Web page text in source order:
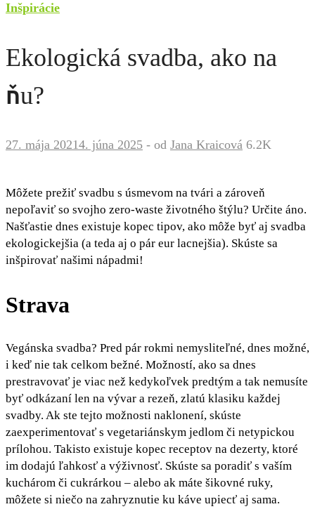
Inšpirácie
Ekologická svadba, ako na
ňu?
27. mája 20214. júna 2025 - od Jana Kraicová 6.2K
Môžete prežiť svadbu s úsmevom na tvári a zároveň
nepoľaviť so svojho zero-waste životného štýlu? Určite áno.
Našťastie dnes existuje kopec tipov, ako môže byť aj svadba
ekologickejšia (a teda aj o pár eur lacnejšia). Skúste sa
inšpirovať našimi nápadmi!
Strava
Vegánska svadba? Pred pár rokmi nemysliteľné, dnes možné,
i keď nie tak celkom bežné. Možností, ako sa dnes
prestravovať je viac než kedykoľvek predtým a tak nemusíte
byť odkázaní len na vývar a rezeň, zlatú klasiku každej
svadby. Ak ste tejto možnosti naklonení, skúste
zaexperimentovať s vegetariánskym jedlom či netypickou
prílohou. Takisto existuje kopec receptov na dezerty, ktoré
im dodajú ľahkosť a výživnosť. Skúste sa poradiť s vaším
kuchárom či cukrárkou – alebo ak máte šikovné ruky,
môžete si niečo na zahryznutie ku káve upiecť aj sama.